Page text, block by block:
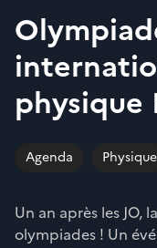
physique
Agenda Physique
Un an après les JO,
olympiades ! Un